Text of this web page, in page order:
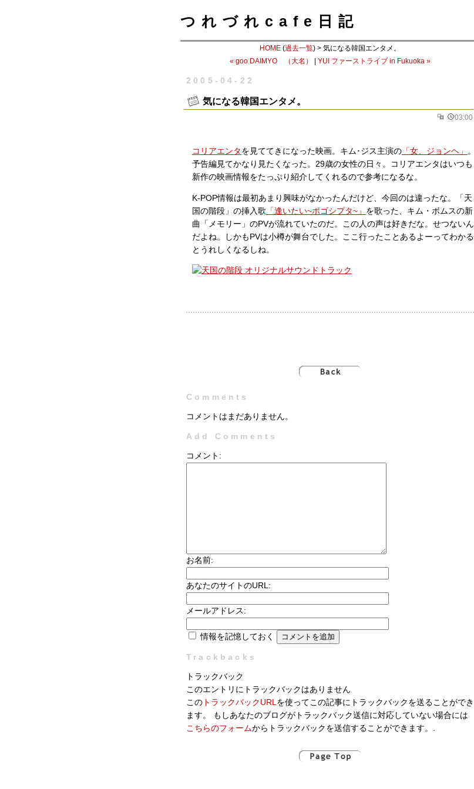
つれづれcafe日記
HOME (過去一覧) > 気になる韓国エンタメ。
« goo DAIMYO （大名）
YUI ファーストライブ in Fukuoka »
2005-04-22
気になる韓国エンタメ。
03:00
コリアエンタ を見ててきになった映画。キム･ジス主演の 「女、ジョンヘ」
。
予告編見てかなり見たくなった。29歳の女性の日々。コリアエンタはいつも
新作の映画情報をたっぷり紹介してくれるので参考になるな。
K-POP情報は最初あまり興味がなかったんだけど、今回のは違ったな。「天
国の階段」の挿入歌 「逢いたい~ポゴシプタ~」 を歌った、キム・ボムスの新
曲「メモリー」のPVが流れていたのだ。この人の声は好きだな。せつないん
だよね。しかもPVは小樽が舞台でした。ここ行ったことあるよーってわかる
とうれしくなるしね。
Comments
コメントはまだありません。
Add Comments
コメント:
お名前:
あなたのサイトのURL:
メールアドレス:
情報を記憶しておく
Trackbacks
トラックバック
このエントリにトラックバックはありません
この トラックバックURLを使ってこの記事にトラックバックを送ることができ
ます。 もしあなたのブログがトラックバック送信に対応していない場合には
こちらのフォームからトラックバックを送信することができます。.